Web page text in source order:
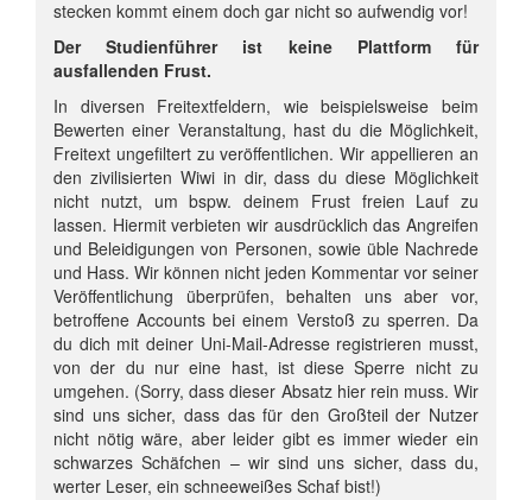
stecken kommt einem doch gar nicht so aufwendig vor!
Der Studienführer ist keine Plattform für
ausfallenden Frust.
In diversen Freitextfeldern, wie beispielsweise beim
Bewerten einer Veranstaltung, hast du die Möglichkeit,
Freitext ungefiltert zu veröffentlichen. Wir appellieren an
den zivilisierten Wiwi in dir, dass du diese Möglichkeit
nicht nutzt, um bspw. deinem Frust freien Lauf zu
lassen. Hiermit verbieten wir ausdrücklich das Angreifen
und Beleidigungen von Personen, sowie üble Nachrede
und Hass. Wir können nicht jeden Kommentar vor seiner
Veröffentlichung überprüfen, behalten uns aber vor,
betroffene Accounts bei einem Verstoß zu sperren. Da
du dich mit deiner Uni-Mail-Adresse registrieren musst,
von der du nur eine hast, ist diese Sperre nicht zu
umgehen. (Sorry, dass dieser Absatz hier rein muss. Wir
sind uns sicher, dass das für den Großteil der Nutzer
nicht nötig wäre, aber leider gibt es immer wieder ein
schwarzes Schäfchen – wir sind uns sicher, dass du,
werter Leser, ein schneeweißes Schaf bist!)